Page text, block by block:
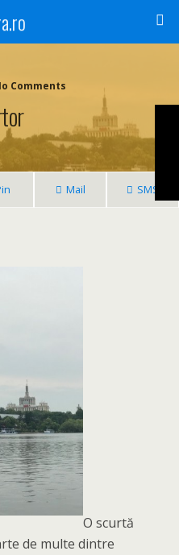
Comments
Mail SMS
O scurtă
de multe dintre